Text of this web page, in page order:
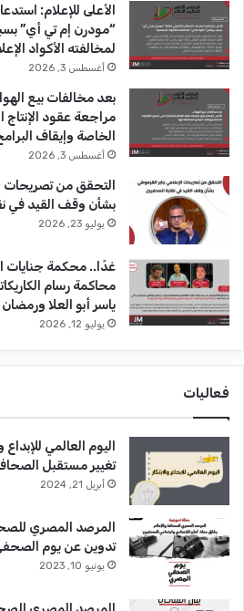
b
e
ا
م
الأعلى للإعلام:
“مودرن إم تي أي”
لمخالفته الأكواد
أغسطس 3, 2026
بعد مخالفات بيع
مراجعة عقود
الخاصة وإيقاف
أغسطس 3, 2026
التحقق من تصريحات
بشأن وقف القيد في
يوليو 23, 2026
غدًا.. محكمة جنايات
محاكمة رسام
ياسر أبو العلا
يوليو 12, 2026
فعاليات
اليوم العالمي
تغيير مستقبل
أبريل 21, 2024
المرصد المصري
تدوين عن يوم الصحفي
يونيو 10, 2023